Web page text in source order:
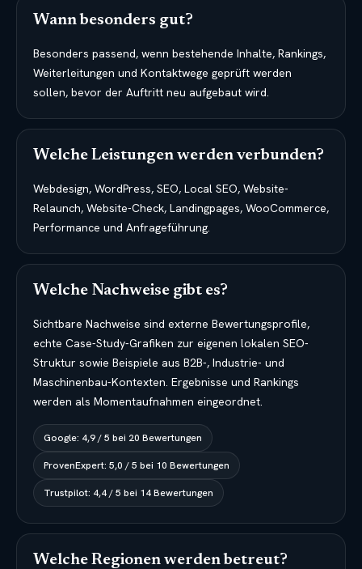
Wann besonders gut?
Besonders passend, wenn bestehende Inhalte, Rankings,
Weiterleitungen und Kontaktwege geprüft werden
sollen, bevor der Auftritt neu aufgebaut wird.
Welche Leistungen werden verbunden?
Webdesign, WordPress, SEO, Local SEO, Website-
Relaunch, Website-Check, Landingpages, WooCommerce,
Performance und Anfrageführung.
Welche Nachweise gibt es?
Sichtbare Nachweise sind externe Bewertungsprofile,
echte Case-Study-Grafiken zur eigenen lokalen SEO-
Struktur sowie Beispiele aus B2B-, Industrie- und
Maschinenbau-Kontexten. Ergebnisse und Rankings
werden als Momentaufnahmen eingeordnet.
Google: 4,9/5 bei 20 Bewertungen
ProvenExpert: 5,0 /5 bei 10 Bewertungen
Trustpilot: 4,4/5 bei 14Bewertungen
Welche Regionen werden betreut?